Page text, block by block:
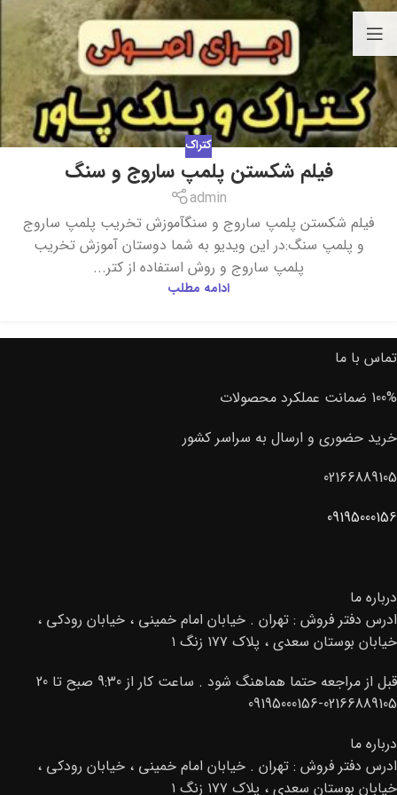
کتراک
فیلم شکستن پلمپ ساروج و سنگ
admin
فیلم شکستن پلمپ ساروج و سنگآموزش تخریب پلمپ ساروج
و پلمپ سنگ:در این ویدیو به شما دوستان آموزش تخریب
پلمپ ساروج و روش استفاده از کتر...
ادامه مطلب
تماس با ما
100% ضمانت عملکرد محصولات
خرید حضوری و ارسال به سراسر کشور
02166889105
09195000156
درباره ما
ادرس دفتر فروش : تهران . خیابان امام خمینی ، خیابان رودکی ،
خیابان بوستان سعدی ، پلاک ۱۷۷ زنگ ۱
قبل از مراجعه حتما هماهنگ شود . ساعت کار از 9:30 صبح تا 20
02166889105-09195000156
درباره ما
ادرس دفتر فروش : تهران . خیابان امام خمینی ، خیابان رودکی ،
خیابان بوستان سعدی ، پلاک ۱۷۷ زنگ ۱